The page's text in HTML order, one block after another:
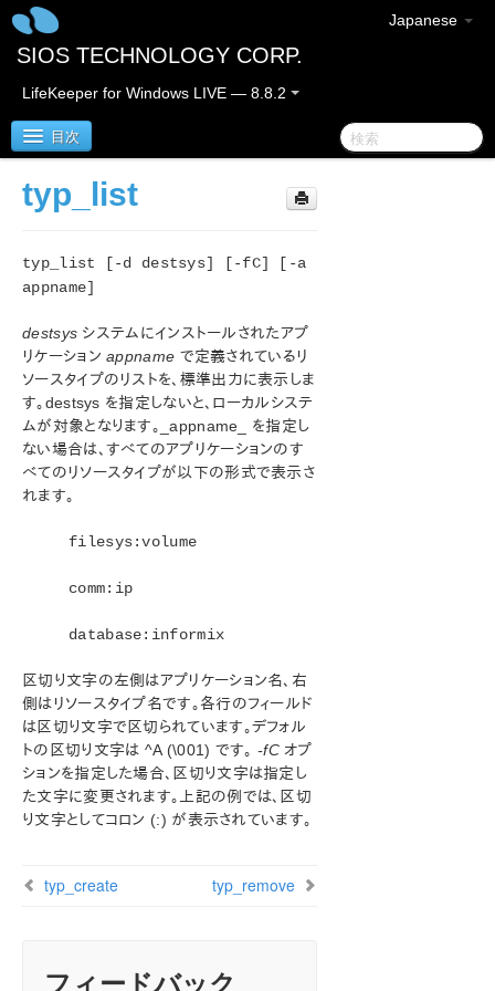
Japanese
SIOS TECHNOLOGY CORP.
LifeKeeper for Windows LIVE — 8.8.2
目次
SIOS Protection Suite/LifeKeeper for Windows
SIOS Protection Suite/LifeKeeper for Windows リ
リースノート
SIOS Protection Suite/LifeKeeper for Windows ク
イックスタートガイド
AWS Direct Connect クイックスタートガイド
AWS VPC ピア接続クイックスタートガイド
SIOS Protection Suite/LifeKeeper for Windows テ
はじめに
構成
管理
GUI による管理作業
リソース階層に関連する作業
マニュアルページ
LCDI インスタンス
typ_list
typ_list [-d destsys] [-fC] [-a
appname]
destsys システムにインストールされたアプ
リケーションappname で定義されているリ
ソースタイプのリストを、標準出力に表示しま
す。destsys を指定しないと、ローカルシステ
ムが対象となります。_appname_ を指定し
ない場合は、すべてのアプリケーションのす
べてのリソースタイプが以下の形式で表示さ
れます。
filesys:volume
comm:ip
database:informix
区切り文字の左側はアプリケーション名、右
側はリソースタイプ名です。各行のフィールド
は区切り文字で区切られています。デフォル
トの区切り文字は ^A (\001) です。 -fCオプ
ションを指定した場合、区切り文字は指定し
た文字に変更されます。上記の例では、区切
り文字としてコロン (:) が表示されています。
typ_create typ_remove
フィードバック